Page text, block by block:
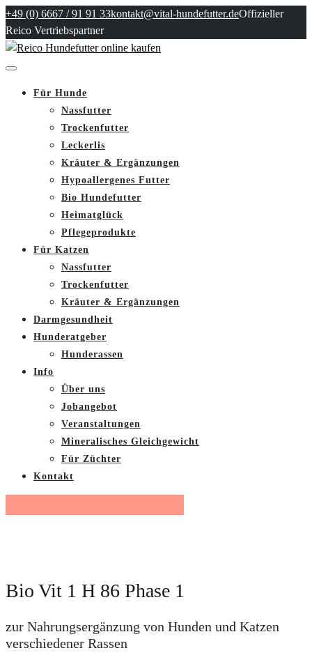
+49 (0) 6667 / 91 91 33kontakt@vital-hundefutter.deOffizieller
Reico Vertriebspartner
Für Hunde
Nassfutter
Trockenfutter
Leckerlis
Kräuter & Ergänzungen
Hypoallergenes Futter
Bio Hundefutter
Heimatglück
Pflegeprodukte
Für Katzen
Nassfutter
Trockenfutter
Kräuter & Ergänzungen
Darmgesundheit
Hunderatgeber
Hunderassen
Info
Über uns
Jobangebot
Veranstaltungen
Mineralisches Gleichgewicht
Für Züchter
Kontakt
Bio Vit 1 H 86 Phase 1
zur Nahrungsergänzung von Hunden und Katzen
verschiedener Rassen